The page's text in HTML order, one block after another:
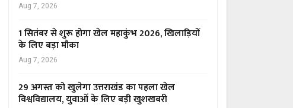
Aug 7, 2026
1 सितंबर से शुरू होगा खेल महाकुंभ 2026, खिलाड़ियों
के लिए बड़ा मौका
Aug 7, 2026
29 अगस्त को खुलेगा उत्तराखंड का पहला खेल
विश्वविद्यालय, युवाओं के लिए बड़ी खुशखबरी